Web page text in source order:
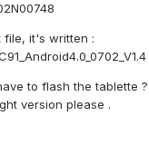
file, it's written :
to flash the tablette
version please .